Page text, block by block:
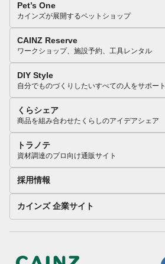
Pet’s One
カインズが展開するペットショップ
CAINZ Reserve
ワークショップ、施設予約、工具レンタル
DIY Style
自分でものづくりしたいすべての人をサポート
くらシェア
商品を組み合わせたくらしのアイデアシェア
トラノテ
資材調達のプロ向け通販サイト
採用情報
カインズ 企業サイト